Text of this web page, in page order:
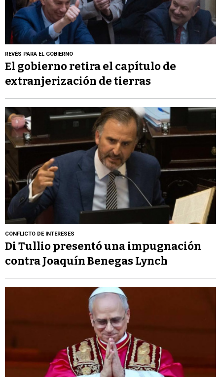
REVÉS PARA EL GOBIERNO
El gobierno retira el capítulo de
extranjerización de tierras
CONFLICTO DE INTERESES
Di Tullio presentó una impugnación
contra Joaquín Benegas Lynch